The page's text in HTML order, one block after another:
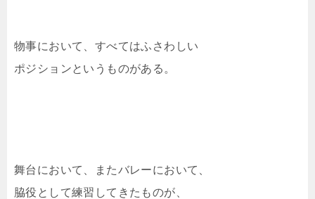
物事において、すべてはふさわしい
ポジションというものがある。
舞台において、またバレーにおいて、
脇役として練習してきたものが、